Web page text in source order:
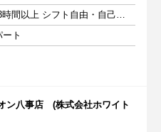
週1日以上 1日3時間以上 シフト自由・自己申告
ト
ン八事店 (株式会社ホワイト